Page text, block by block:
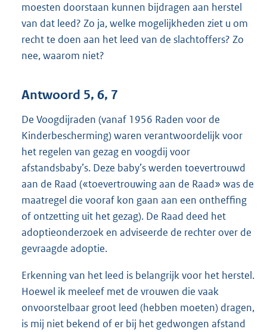
moesten doorstaan kunnen bijdragen aan herstel
van dat leed? Zo ja, welke mogelijkheden ziet u om
recht te doen aan het leed van de slachtoffers? Zo
nee, waarom niet?
Antwoord 5, 6, 7
De Voogdijraden (vanaf 1956 Raden voor de
Kinderbescherming) waren verantwoordelijk voor
het regelen van gezag en voogdij voor
afstandsbaby’s. Deze baby’s werden toevertrouwd
aan de Raad («toevertrouwing aan de Raad» was de
maatregel die vooraf kon gaan aan een ontheffing
of ontzetting uit het gezag). De Raad deed het
adoptieonderzoek en adviseerde de rechter over de
gevraagde adoptie.
Erkenning van het leed is belangrijk voor het herstel.
Hoewel ik meeleef met de vrouwen die vaak
onvoorstelbaar groot leed (hebben moeten) dragen,
is mij niet bekend of er bij het gedwongen afstand